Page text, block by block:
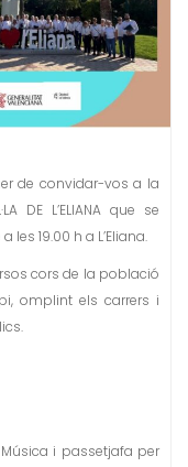
de convidar-vos a la
DE L’ELIANA que se
19.00 h a L’Eliana.
cors de la població
omplint els carrers i
i passetjafa per